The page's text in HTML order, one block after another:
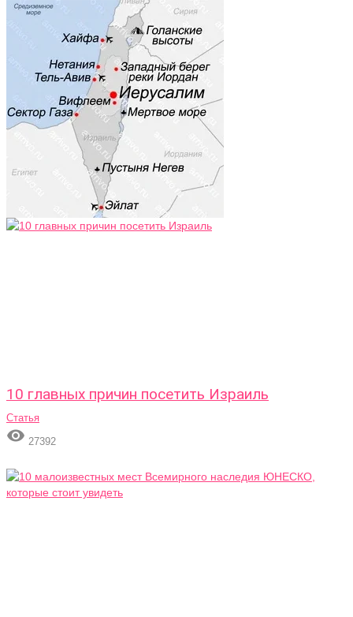
10 главных причин посетить Израиль
Статья
 27392